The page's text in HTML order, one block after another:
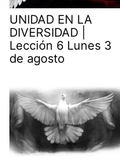
UNIDAD EN LA
DIVERSIDAD |
Lección 6 Lunes 3
de agosto